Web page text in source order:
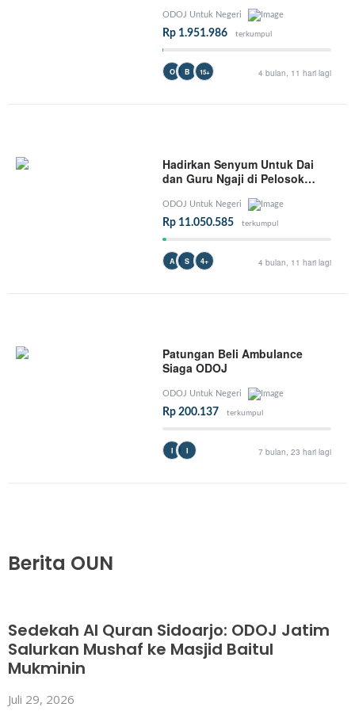
ODOJ Untuk Negeri
Rp 1.951.986 terkumpul
O B 15+ 4 bulan, 11 hari lagi
Hadirkan Senyum Untuk Dai
dan Guru Ngaji di Pelosok
ODOJ Untuk Negeri
Rp 11.050.585 terkumpul
A S 4+ 4 bulan, 11 hari lagi
Patungan Beli Ambulance
Siaga ODOJ
ODOJ Untuk Negeri
Rp 200.137 terkumpul
I I 7 bulan, 23 hari lagi
Berita OUN
Sedekah Al Quran Sidoarjo: ODOJ Jatim
Salurkan Mushaf ke Masjid Baitul
Mukminin
Juli 29, 2026